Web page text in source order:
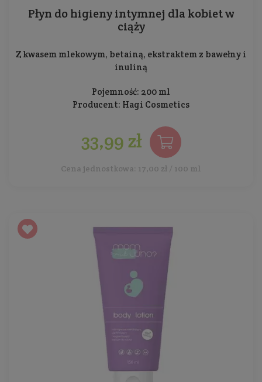
Płyn do higieny intymnej dla kobiet w
ciąży
Z kwasem mlekowym, betainą, ekstraktem z bawełny i
inuliną
Pojemność: 200 ml
Producent: Hagi Cosmetics
33,99 zł
Cena jednostkowa: 17,00 zł / 100 ml